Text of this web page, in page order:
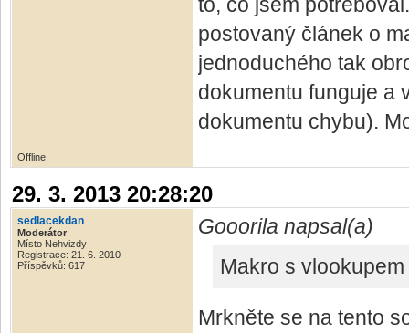
postovaný článek o
jednoduchého tak
dokumentu funguje a
dokumentu chybu).
Offline
29. 3. 2013 20:28:20
sedlacekdan
Moderátor
Místo Nehvizdy
Registrace: 21. 6. 2010
Příspěvků: 617
Gooorila napsal(a)
Makro s
Mrkněte se na tento